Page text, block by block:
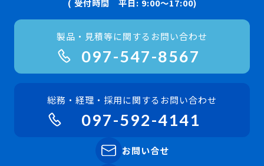
( 受付時間 平日: 9:00〜17:00)
製品・見積等に関するお問い合わせ
097-547-8567
総務・経理・採用に関するお問い合わせ
097-592-4141
お問い合せ